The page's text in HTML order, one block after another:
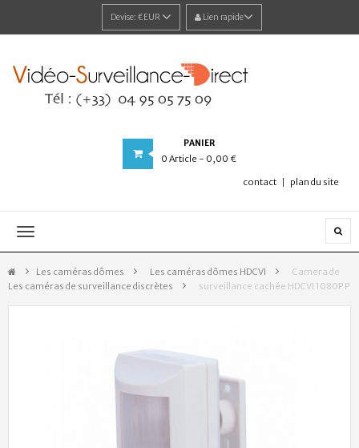
Devise: €EUR Lien rapide
PANIER
0 Article - 0,00 €
contact plan du site
Navigation
Les caméras dômes > Les caméras dômes HDCVI
>
Les caméras de surveillance discrètes
>
Camera de
surveillance cachée HDCVI 1080P P